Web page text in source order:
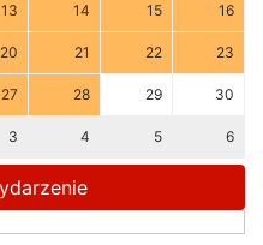
13 14 15 16
20 21 22 23
27 28 29 30
3 4 5 6